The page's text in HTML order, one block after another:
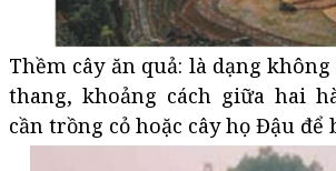
Thềm cây ăn quả: là dạng
thang, khoảng cách giữa hai
cần trồng cỏ hoặc cây họ Đậu để